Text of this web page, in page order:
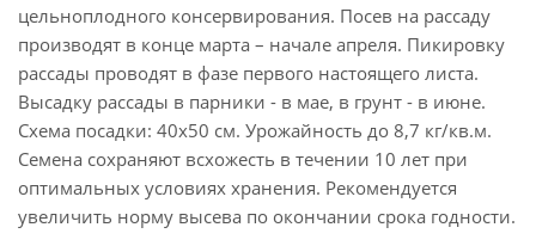
цельноплодного консервирования. Посев на рассаду
производят в конце марта – начале апреля. Пикировку
рассады проводят в фазе первого настоящего листа.
Высадку рассады в парники - в мае, в грунт - в июне.
Схема посадки: 40х50 см. Урожайность до 8,7 кг/кв.м.
Семена сохраняют всхожесть в течении 10 лет при
оптимальных условиях хранения. Рекомендуется
увеличить норму высева по окончании срока годности.